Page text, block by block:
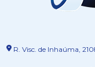
R. Visc. de Inhaúma,